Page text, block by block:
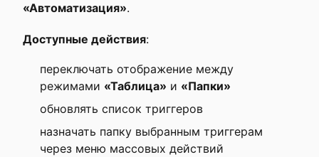
«Автоматизация».
Доступные действия:
переключать отображение между
режимами «Таблица» и «Папки»
обновлять список триггеров
назначать папку выбранным триггерам
через меню массовых действий